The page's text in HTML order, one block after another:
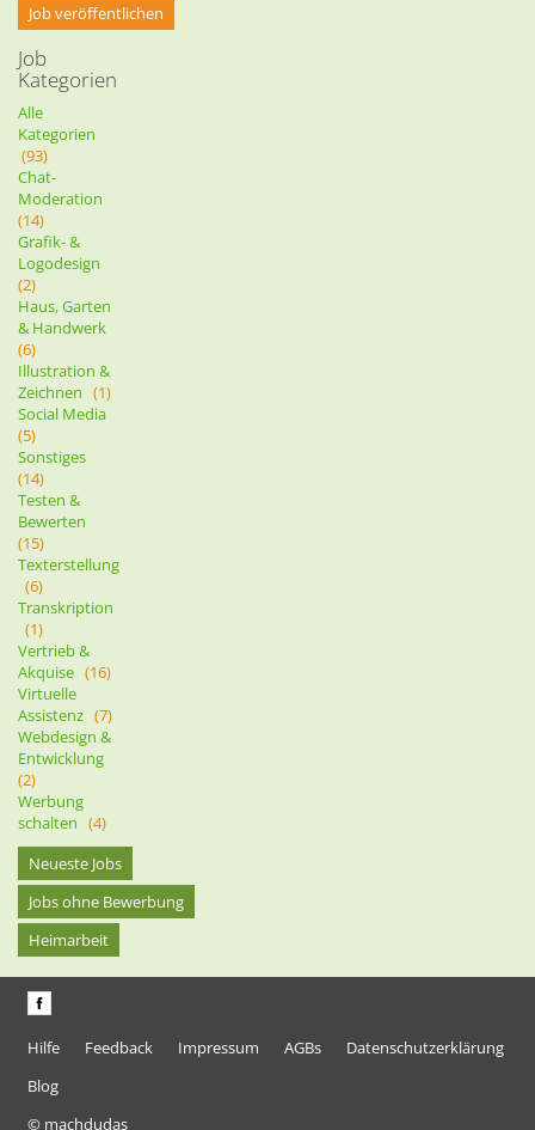
Job veröffentlichen
Job
Kategorien
Alle
Kategorien
(93)
Chat-
Moderation
(14)
Grafik- &
Logodesign
(2)
Haus, Garten
& Handwerk
(6)
Illustration &
Zeichnen (1)
Social Media
(5)
Sonstiges
(14)
Testen &
Bewerten
(15)
Texterstellung
(6)
Transkription
(1)
Vertrieb &
Akquise (16)
Virtuelle
Assistenz (7)
Webdesign &
Entwicklung
(2)
Werbung
schalten (4)
Neueste Jobs
Jobs ohne Bewerbung
Heimarbeit
Hilfe Feedback Impressum AGBs
Datenschutzerklärung
Blog
© machdudas